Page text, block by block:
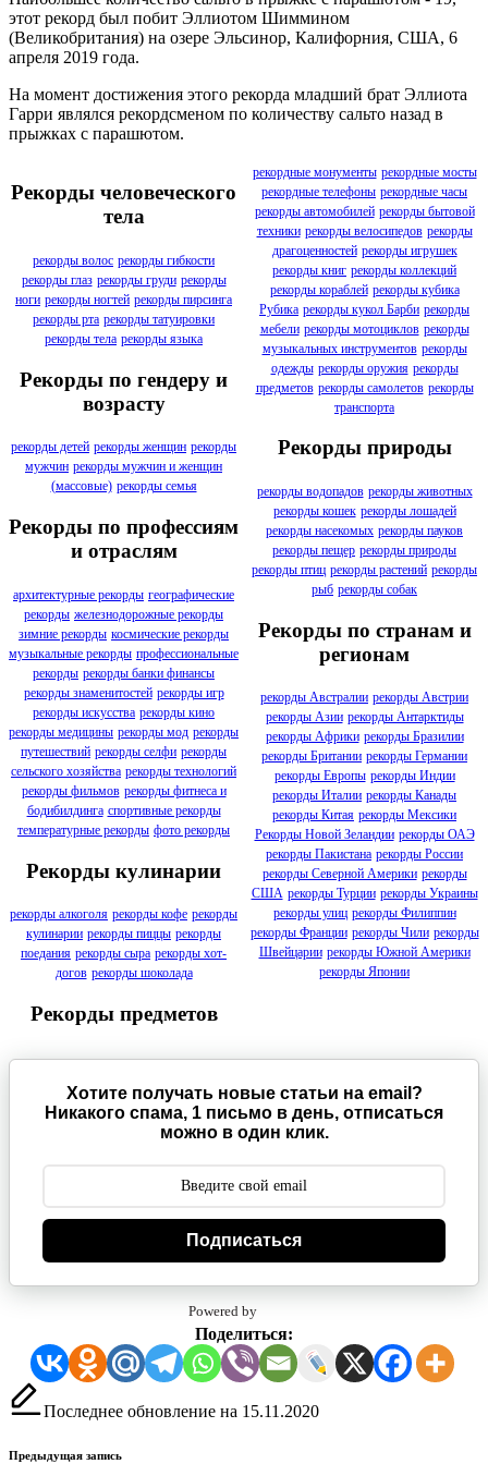
этот рекорд был побит Эллиотом Шиммином
(Великобритания) на озере Эльсинор, Калифорния, США, 6
апреля 2019 года.
На момент достижения этого рекорда младший брат Эллиота
Гарри являлся рекордсменом по количеству сальто назад в
прыжках с парашютом.
Рекорды человеческого
тела
рекорды волос рекорды гибкости
рекорды глаз рекорды груди рекорды
ноги рекорды ногтей рекорды пирсинга
рекорды рта рекорды татуировки
рекорды тела рекорды языка
Рекорды по гендеру и
возрасту
рекорды детей рекорды женщин рекорды
мужчин рекорды мужчин и женщин
(массовые) рекорды семья
Рекорды по профессиям
и отраслям
архитектурные рекорды географические
рекорды железнодорожные рекорды
зимние рекорды космические рекорды
музыкальные рекорды профессиональные
рекорды рекорды банки финансы
рекорды знаменитостей рекорды игр
рекорды искусства рекорды кино
рекорды медицины рекорды мод рекорды
путешествий рекорды селфи рекорды
сельского хозяйства рекорды технологий
рекорды фильмов рекорды фитнеса и
бодибилдинга спортивные рекорды
температурные рекорды фото рекорды
Рекорды кулинарии
рекорды алкоголя рекорды кофе рекорды
кулинарии рекорды пиццы рекорды
поедания рекорды сыра рекорды хот-
догов рекорды шоколада
Рекорды предметов
рекордные монументы рекордные мосты
рекордные телефоны рекордные часы
рекорды автомобилей рекорды бытовой
техники рекорды велосипедов рекорды
драгоценностей рекорды игрушек
рекорды книг рекорды коллекций
рекорды кораблей рекорды кубика
Рубика рекорды кукол Барби рекорды
мебели рекорды мотоциклов рекорды
музыкальных инструментов рекорды
одежды рекорды оружия рекорды
предметов рекорды самолетов рекорды
транспорта
Рекорды природы
рекорды водопадов рекорды животных
рекорды кошек рекорды лошадей
рекорды насекомых рекорды пауков
рекорды пещер рекорды природы
рекорды птиц рекорды растений рекорды
рыб рекорды собак
Рекорды по странам и
регионам
рекорды Австралии рекорды Австрии
рекорды Азии рекорды Антарктиды
рекорды Африки рекорды Бразилии
рекорды Британии рекорды Германии
рекорды Европы рекорды Индии
рекорды Италии рекорды Канады
рекорды Китая рекорды Мексики
Рекорды Новой Зеландии рекорды ОАЭ
рекорды Пакистана рекорды России
рекорды Северной Америки рекорды
США рекорды Турции рекорды Украины
рекорды улиц рекорды Филиппин
рекорды Франции рекорды Чили рекорды
Швейцарии рекорды Южной Америки
рекорды Японии
Хотите получать новые статьи на email?
Никакого спама, 1 письмо в день, отписаться
можно в один клик.
Подписаться
Powered by
Поделиться:
Последнее обновление на 15.11.2020
Предыдущая запись